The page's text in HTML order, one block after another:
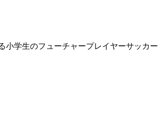
小学生のフューチャープレイヤーサッカー